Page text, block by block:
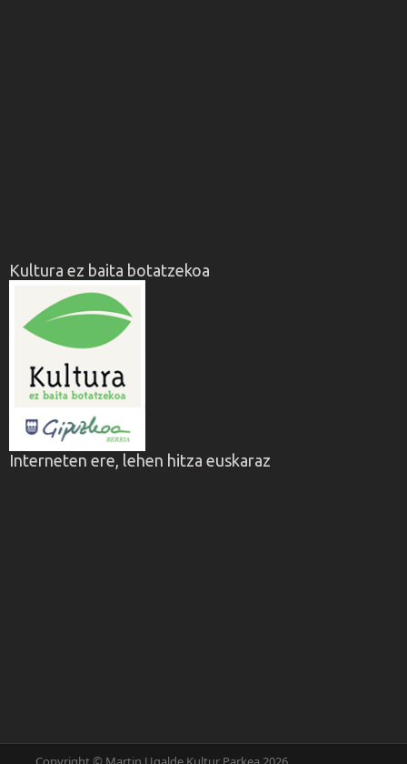
Kultura ez baita botatzekoa
Interneten ere, lehen hitza euskaraz